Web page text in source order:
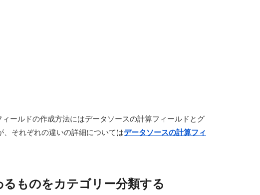
ールドの作成方法にはデータソースの計算フィールドとグ
それぞれの違いの詳細についてはデータソースの計算フィ
ものをカテゴリー分類する